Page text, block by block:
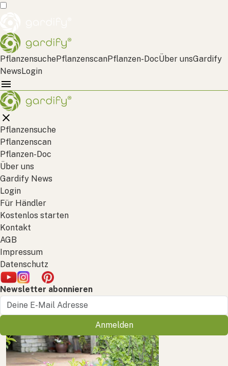
PflanzensuchePflanzenscanPflanzen-DocÜber unsGardify
NewsLogin
Pflanzensuche
Pflanzenscan
Pflanzen-Doc
Über uns
Gardify News
Login
Für Händler
Kostenlos starten
Kontakt
AGB
Impressum
Datenschutz
Newsletter abonnieren
Anmelden